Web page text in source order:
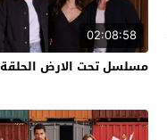
02:08:58
مسلسل تحت الارض الحلقة 9